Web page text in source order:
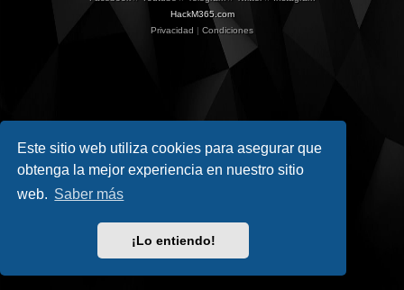
Este sitio web utiliza cookies para asegurar que
obtenga la mejor experiencia en nuestro sitio
web. Saber más
¡Lo entiendo!
HackM365.com
Privacidad | Condiciones